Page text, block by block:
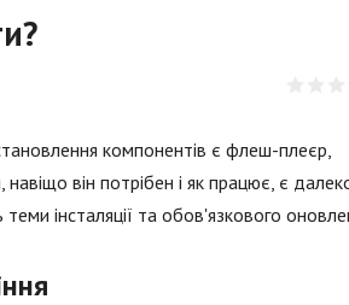
компонентів є флеш-плеєр,
навіщо він потрібен і як працює, є
інсталяції та обов'язкового